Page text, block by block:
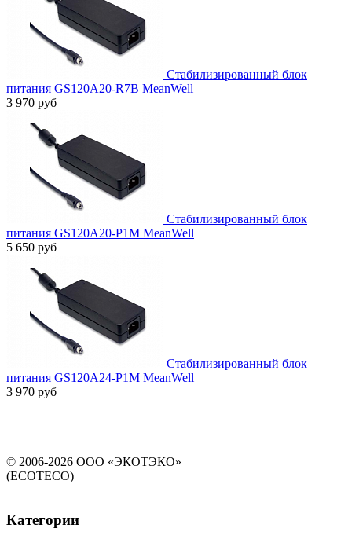
Стабилизированный блок
питания GS120A20-R7B MeanWell
3 970 руб
Стабилизированный блок
питания GS120A20-P1M MeanWell
5 650 руб
Стабилизированный блок
питания GS120A24-P1M MeanWell
3 970 руб
© 2006-2026 ООО «ЭКОТЭКО»
(ECOTECO)
Категории